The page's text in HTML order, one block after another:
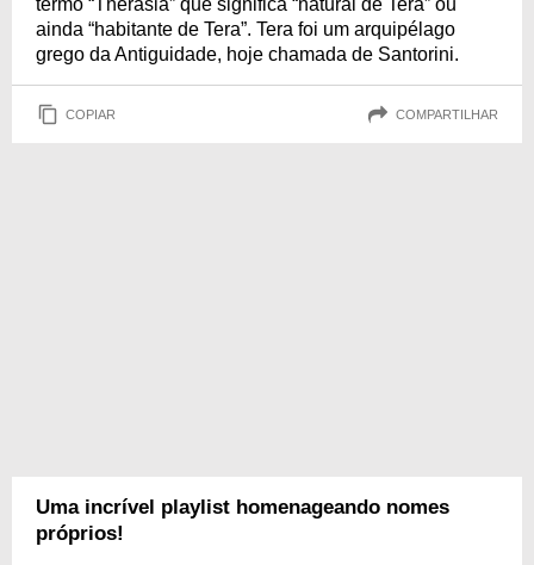
termo “Therasia” que significa “natural de Tera” ou
ainda “habitante de Tera”. Tera foi um arquipélago
grego da Antiguidade, hoje chamada de Santorini.
COPIAR COMPARTILHAR
Uma incrível playlist homenageando nomes
próprios!